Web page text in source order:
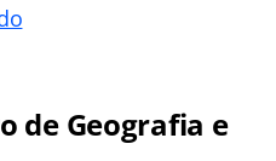
de Geografia e